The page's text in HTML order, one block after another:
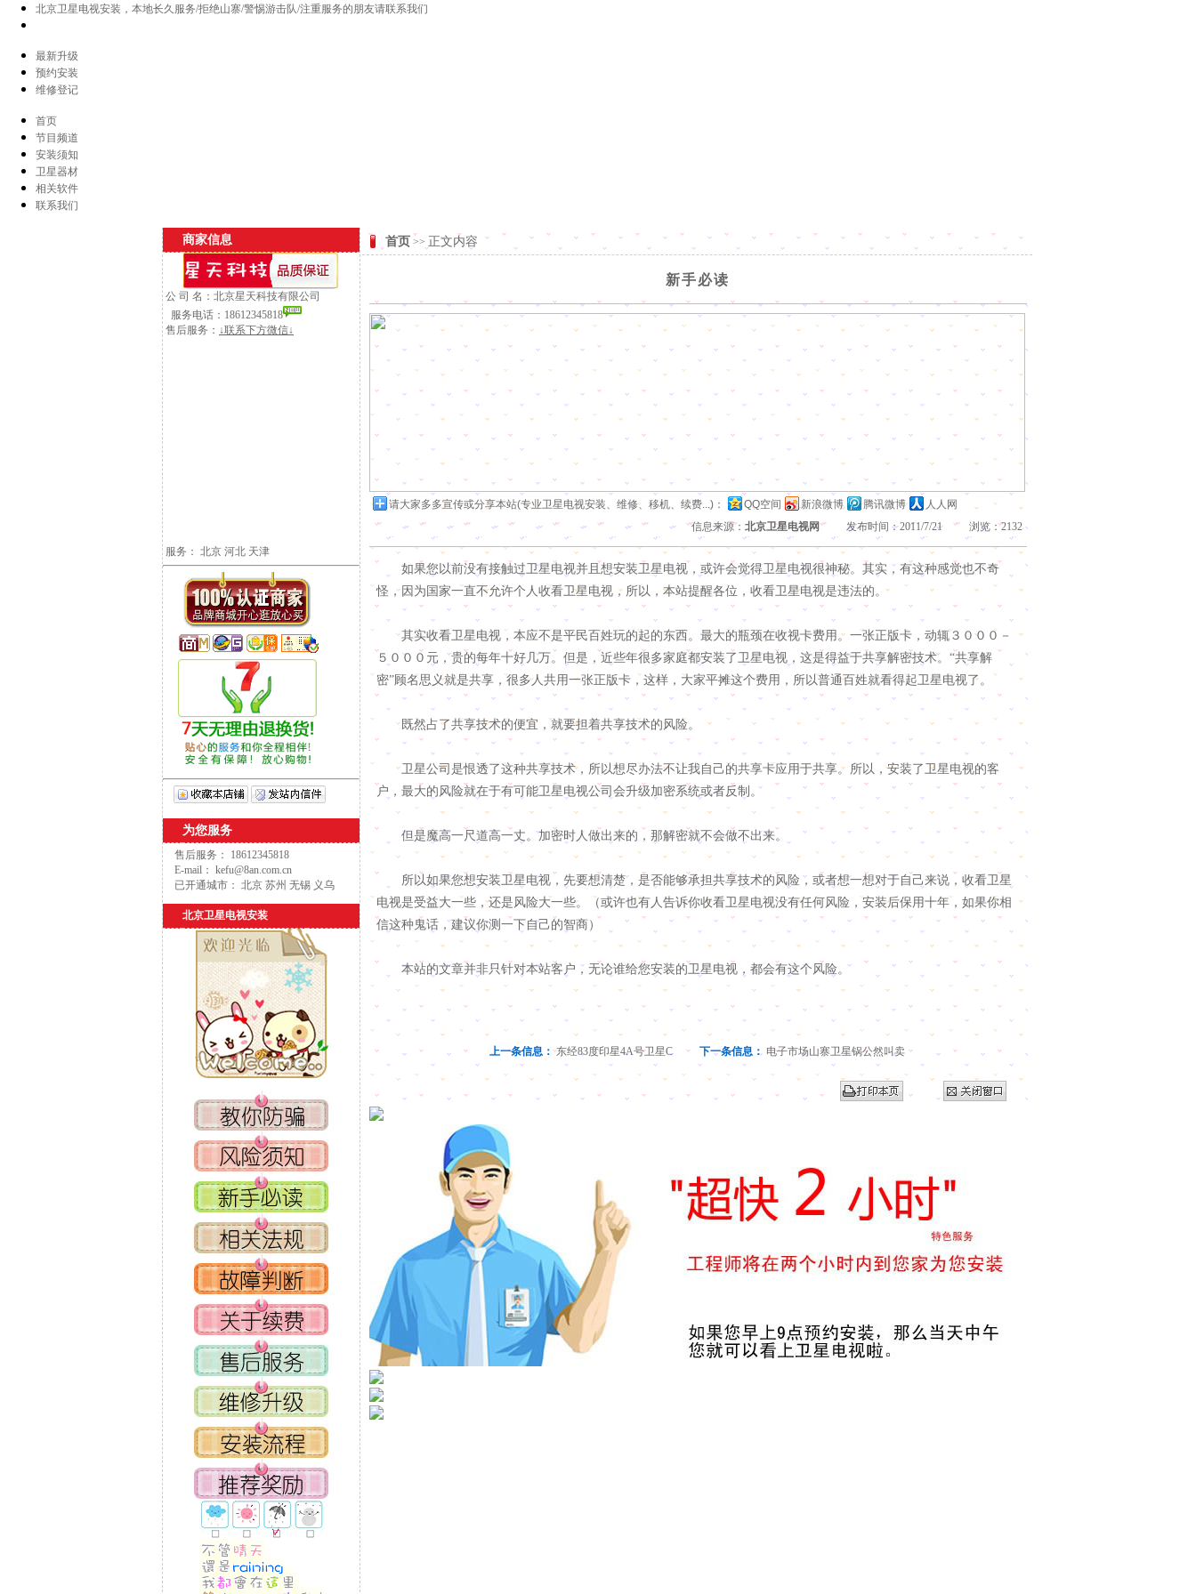
北京卫星电视安装，本地长久服务/拒绝山寨/警惕游击队/注重服务的朋友请联系我们
最新升级
预约安装
维修登记
首页
节目频道
安装须知
卫星器材
相关软件
联系我们
商家信息
公 司 名：北京星天科技有限公司
服务电话：18612345818
售后服务： ↓联系下方微信↓
服务： 北京 河北 天津
为您服务
售后服务： 18612345818
E-mail： kefu@8an.com.cn
已开通城市： 北京 苏州 无锡 义乌
北京卫星电视安装
首页 >> 正文内容
新手必读
请大家多多宣传或分享本站(专业卫星电视安装、维修、移机、续费...) ： QQ空间 新浪微博 腾讯微博
人人网
信息来源： 北京卫星电视网发布时间：2011/7/21 浏览：2132
如果您以前没有接触过卫星电视并且想安装卫星电视，或许会觉得卫星电视很神秘。其实，有这种感觉也不奇
怪，因为国家一直不允许个人收看卫星电视，所以，本站提醒各位，收看卫星电视是违法的。
其实收看卫星电视，本应不是平民百姓玩的起的东西。最大的瓶颈在收视卡费用。一张正版卡，动辄３０００－
５０００元，贵的每年十好几万。但是，近些年很多家庭都安装了卫星电视，这是得益于共享解密技术。“共享解
密”顾名思义就是共享，很多人共用一张正版卡，这样，大家平摊这个费用，所以普通百姓就看得起卫星电视了。
既然占了共享技术的便宜，就要担着共享技术的风险。
卫星公司是恨透了这种共享技术，所以想尽办法不让我自己的共享卡应用于共享。所以，安装了卫星电视的客
户，最大的风险就在于有可能卫星电视公司会升级加密系统或者反制。
但是魔高一尺道高一丈。加密时人做出来的，那解密就不会做不出来。
所以如果您想安装卫星电视，先要想清楚，是否能够承担共享技术的风险，或者想一想对于自己来说，收看卫星
电视是受益大一些，还是风险大一些。（或许也有人告诉你收看卫星电视没有任何风险，安装后保用十年，如果你相
信这种鬼话，建议你测一下自己的智商）
本站的文章并非只针对本站客户，无论谁给您安装的卫星电视，都会有这个风险。
上一条信息： 东经83度印星4A号卫星C 下一条信息： 电子市场山寨卫星锅公然叫卖